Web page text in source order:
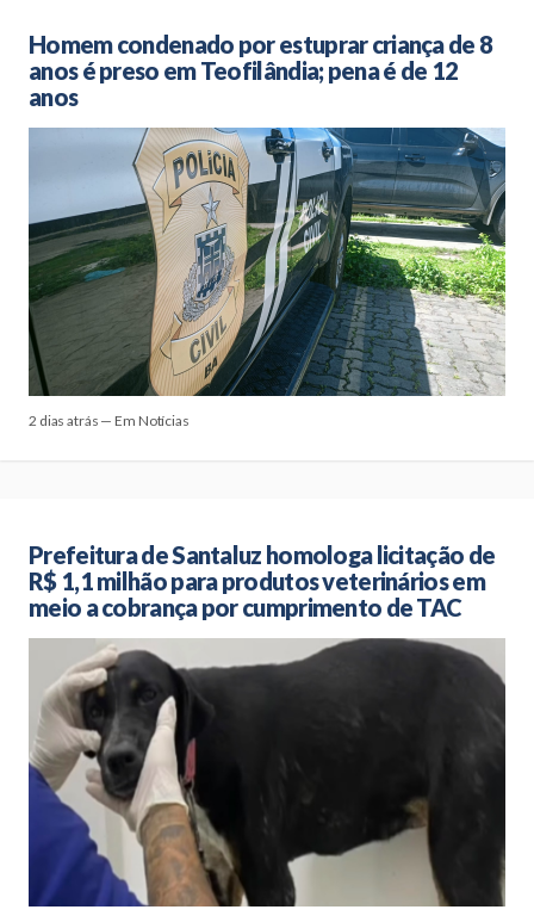
Homem condenado por estuprar criança de 8
anos é preso em Teofilândia; pena é de 12
anos
2 dias atrás — Em Notícias
Prefeitura de Santaluz homologa licitação de
R$ 1,1 milhão para produtos veterinários em
meio a cobrança por cumprimento de TAC